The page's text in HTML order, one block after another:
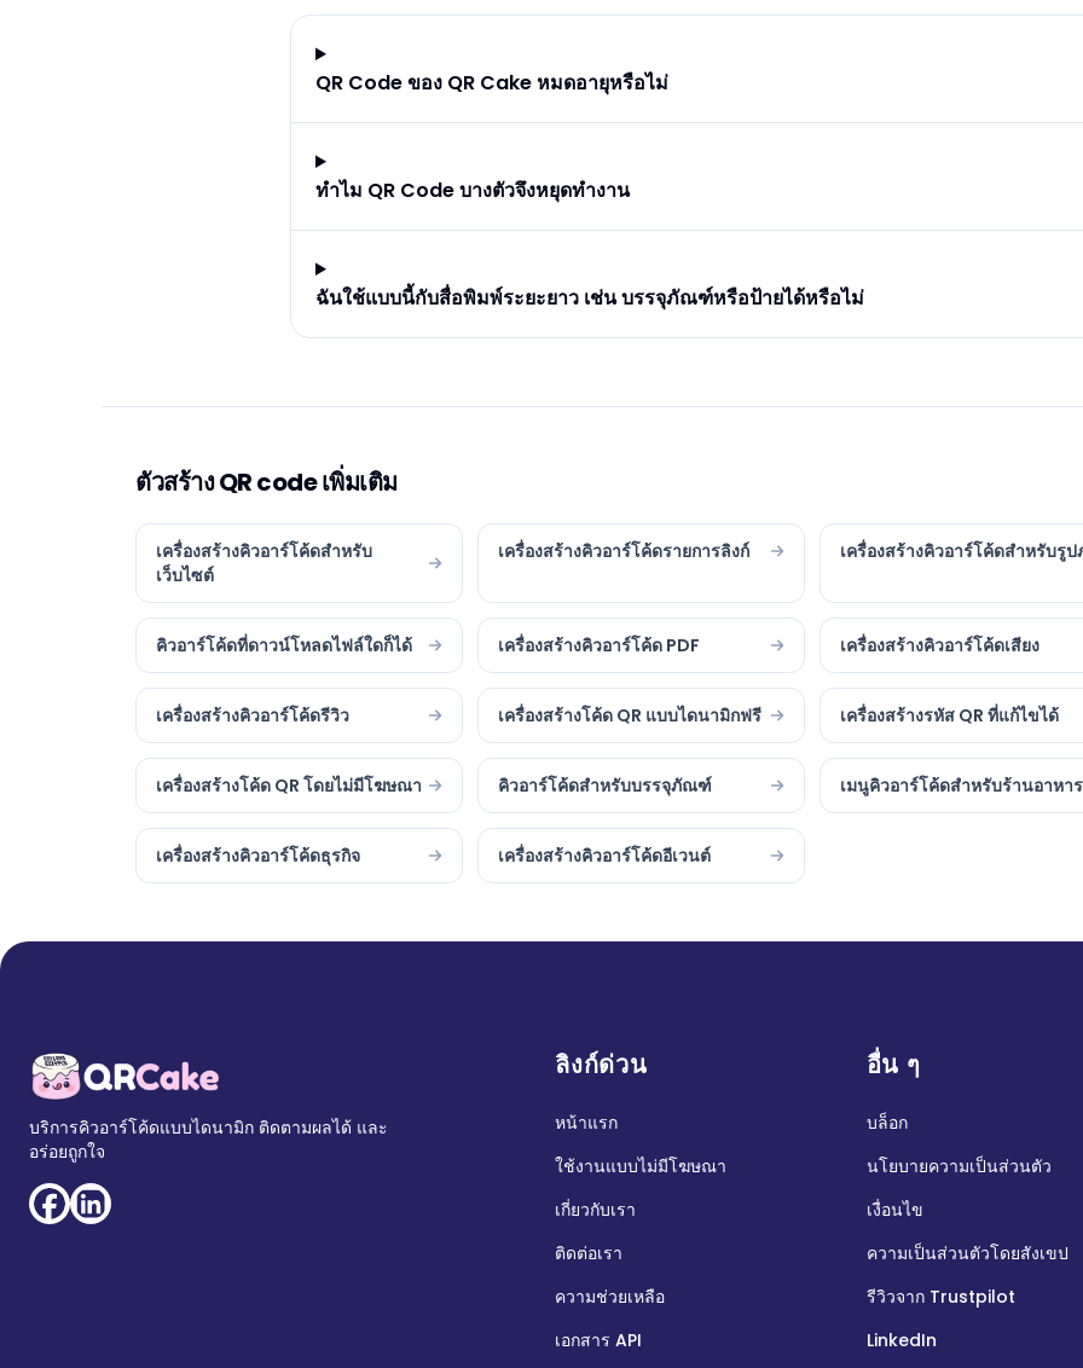
QR Code ของ QR Cake หมดอายุหรือไม่
ทำไม QR Code บางตัวจึงหยุดทำงาน
ฉันใช้แบบนี้กับสื่อพิมพ์ระยะยาว เช่น บรรจุภัณฑ์หรือป้ายได้หรือไม่
ตัวสร้าง QR code เพิ่มเติม
เครื่องสร้างคิวอาร์โค้ดสำหรับ
เว็บไซต์
เครื่องสร้างคิวอาร์โค้ดรายการลิงก์ เครื่องสร้างคิวอาร์โค้ดสำหรับรู
คิวอาร์โค้ดที่ดาวน์โหลดไฟล์ใดก็ได้ เครื่องสร้างคิวอาร์โค้ด PDF เครื่องสร้างคิวอาร์โค้ดเสียง
เครื่องสร้างคิวอาร์โค้ดรีวิว เครื่องสร้างโค้ด QR แบบไดนามิกฟรี เครื่องสร้างรหัส QR ที่แก้ไขได้
เครื่องสร้างโค้ด QR โดยไม่มีโฆษณา คิวอาร์โค้ดสำหรับบรรจุภัณฑ์ เมนูคิวอาร์โค้ดสำหรับร้านอาหาร
เครื่องสร้างคิวอาร์โค้ดธุรกิจ เครื่องสร้างคิวอาร์โค้ดอีเวนต์
บริการคิวอาร์โค้ดแบบไดนามิก ติดตามผลได้ และ
อร่อยถูกใจ
ลิงก์ด่วน
หน้าแรก
ใช้งานแบบไม่มีโฆษณา
เกี่ยวกับเรา
ติดต่อเรา
ความช่วยเหลือ
เอกสาร API
อื่น ๆ
บล็อก
นโยบายความเป็นส่วนตัว
เงื่อนไข
ความเป็นส่วนตัวโดยสังเขป
รีวิวจาก Trustpilot
LinkedIn